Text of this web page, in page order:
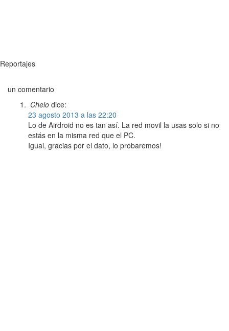
Reportajes
un comentario
Chelo dice:
23 agosto 2013 a las 22:20
Lo de Airdroid no es tan así. La red movil la usas solo si no
estás en la misma red que el PC.
Igual, gracias por el dato, lo probaremos!